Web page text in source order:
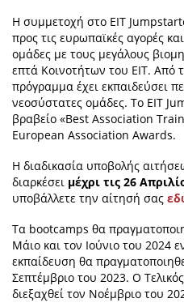
Η συμμετοχή στο EIT
προς τις ευρωπαϊκές αγορές
ομάδες με τους μεγάλους
επτά Κοινοτήτων του EIT. Από
πρόγραμμα έχει εκπαιδεύσει
νεοσύστατες ομάδες. Το EIT
βραβείο «Best Association
European Association Awards.
Η διαδικασία υποβολής
διαρκέσει μέχρι τις 26
υποβάλλετε την αίτησή σας
Τα bootcamps θα
Μάιο και τον Ιούνιο του 2024
εκπαίδευση θα
Σεπτέμβριο του 2023. Ο
διεξαχθεί τον Νοέμβριο του